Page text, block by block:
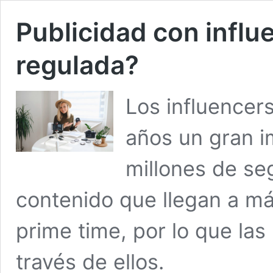
Publicidad con
regulada?
Los
años un gran
millones de
contenido que llegan a
prime time, por lo que
través de ellos.